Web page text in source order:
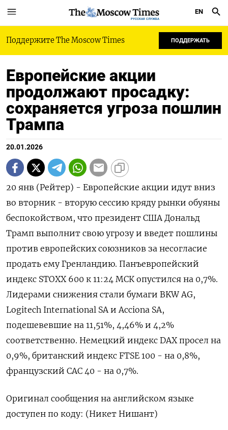
РУССКАЯ СЛУЖБА
EN
Поддержите The Moscow Times ПОДДЕРЖАТЬ
Европейские акции
продолжают просадку:
сохраняется угроза пошлин
Трампа
20.01.2026
20 янв (Рейтер) - Европейские акции идут вниз
во ⁠вторник - вторую сессию кряду рынки обуяны
беспокойством, что президент США Дональд
⁠Трамп выполнит ​свою угрозу ⁠и введет пошлины
против европейских ⁠союзников за несогласие
продать ему ‌Гренландию. Панъевропейский
индекс ‍STOXX 600 к ‌11:24 МСК опустился на ​0,7%.
Лидерами снижения стали бумаги BKW AG,
Logitech International ⁠SA и ‍Acciona SA,
подешевевшие на 11,‌51​%, 4,46% и 4,2%
соответственно. Немецкий индекс DAX просел на
0,9%, британский индекс FTSE ‍100 - ‍на 0,8%,
французский CAC ‍40 - на 0,7%.
Оригинал сообщения на английском языке
⁠доступен по коду: (Никет Нишант)